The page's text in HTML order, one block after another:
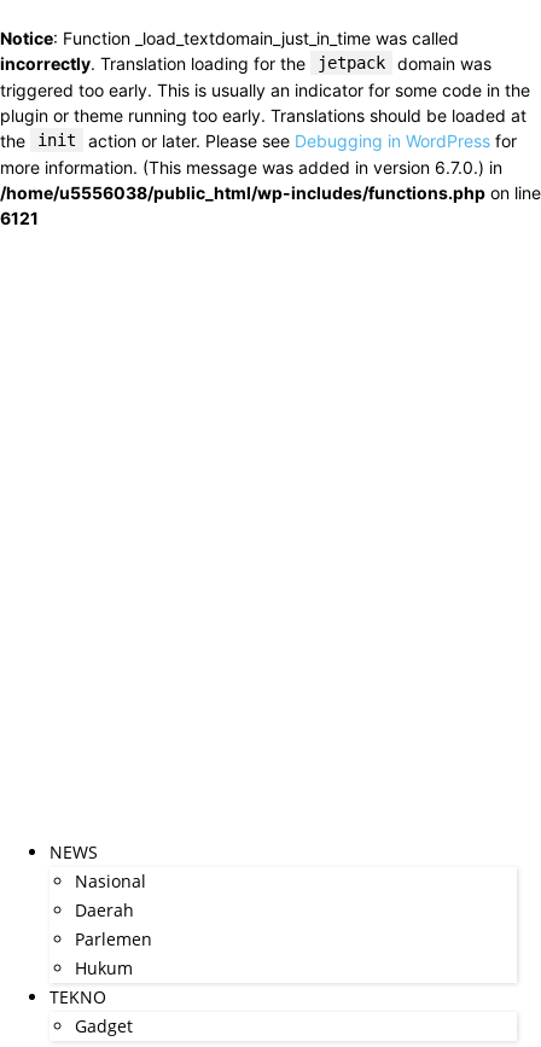
Notice: Function _load_textdomain_just_in_time was called
incorrectly. Translation loading for the jetpack
domain was
triggered too early. This is usually an indicator for some code in the
plugin or theme running too early. Translations should be loaded at
the
init action or later. Please see Debugging in WordPress for
more information. (This message was added in version 6.7.0.) in
/home/u5556038/public_html/wp-includes/functions.php on line
6121
NEWS
Nasional
Daerah
Parlemen
Hukum
TEKNO
Gadget